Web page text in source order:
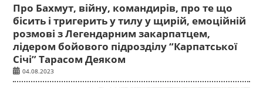
Про Бахмут, війну, командирів, про те що
бісить і тригерить у тилу у щирій, емоційній
розмові з Легендарним закарпатцем,
лідером бойового підрозділу “Карпатської
Січі” Тарасом Деяком
04.08.2023